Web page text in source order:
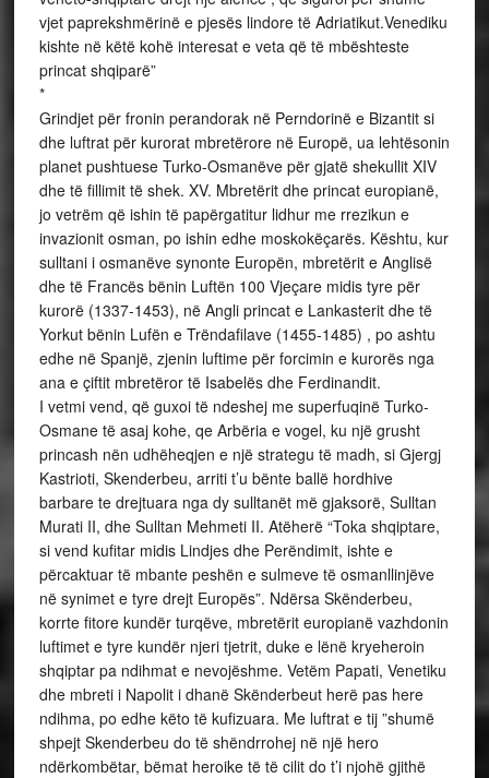
vjet paprekshmërinë e pjesës lindore të Adriatikut.Venediku
kishte në këtë kohë interesat e veta që të mbështeste
princat shqiparë”
*
Grindjet për fronin perandorak në Perndorinë e Bizantit si
dhe luftrat për kurorat mbretërore në Europë, ua lehtësonin
planet pushtuese Turko-Osmanëve për gjatë shekullit XIV
dhe të fillimit të shek. XV. Mbretërit dhe princat europianë,
jo vetrëm që ishin të papërgatitur lidhur me rrezikun e
invazionit osman, po ishin edhe moskokëçarës. Kështu, kur
sulltani i osmanëve synonte Europën, mbretërit e Anglisë
dhe të Francës bënin Luftën 100 Vjeçare midis tyre për
kurorë (1337-1453), në Angli princat e Lankasterit dhe të
Yorkut bënin Lufën e Trëndafilave (1455-1485) , po ashtu
edhe në Spanjë, zjenin luftime për forcimin e kurorës nga
ana e çiftit mbretëror të Isabelës dhe Ferdinandit.
I vetmi vend, që guxoi të ndeshej me superfuqinë Turko-
Osmane të asaj kohe, qe Arbëria e vogel, ku një grusht
princash nën udhëheqjen e një strategu të madh, si Gjergj
Kastrioti, Skenderbeu, arriti t’u bënte ballë hordhive
barbare te drejtuara nga dy sulltanët më gjaksorë, Sulltan
Murati II, dhe Sulltan Mehmeti II. Atëherë “Toka shqiptare,
si vend kufitar midis Lindjes dhe Perëndimit, ishte e
përcaktuar të mbante peshën e sulmeve të osmanllinjëve
në synimet e tyre drejt Europës”. Ndërsa Skënderbeu,
korrte fitore kundër turqëve, mbretërit europianë vazhdonin
luftimet e tyre kundër njeri tjetrit, duke e lënë kryeheroin
shqiptar pa ndihmat e nevojëshme. Vetëm Papati, Venetiku
dhe mbreti i Napolit i dhanë Skënderbeut herë pas here
ndihma, po edhe këto të kufizuara. Me luftrat e tij ”shumë
shpejt Skenderbeu do të shëndrrohej në një hero
ndërkombëtar, bëmat heroike të të cilit do t’i njohë gjithë